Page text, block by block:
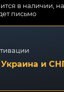
в наличии, на
письмо
Украина и